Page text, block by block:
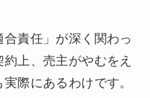
責任」が深く関わっ
上、売主がやむをえ
際にあるわけです。